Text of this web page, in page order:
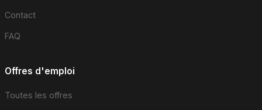
Contact
FAQ
Offres d'emploi
Toutes les offres